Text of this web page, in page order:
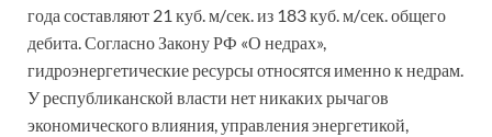
года составляют 21 куб. м/сек. из 183 куб. м/сек. общего
дебита. Согласно Закону РФ «О недрах»,
гидроэнергетические ресурсы относятся именно к недрам.
У республиканской власти нет никаких рычагов
экономического влияния, управления энергетикой,